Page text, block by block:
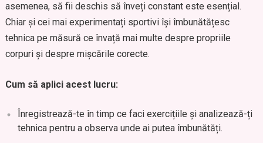
asemenea, să fii deschis să înveți constant este esențial.
Chiar și cei mai experimentați sportivi își îmbunătățesc
tehnica pe măsură ce învață mai multe despre propriile
corpuri și despre mișcările corecte.
Cum să aplici acest lucru:
Înregistrează-te în timp ce faci exercițiile și analizează-ți
tehnica pentru a observa unde ai putea îmbunătăți.